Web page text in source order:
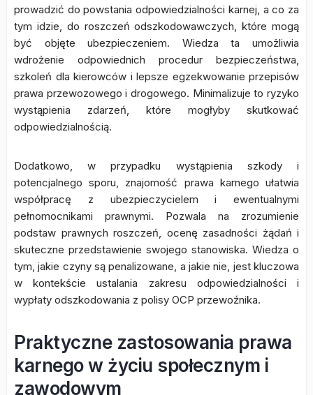
prowadzić do powstania odpowiedzialności karnej, a co za
tym idzie, do roszczeń odszkodowawczych, które mogą
być objęte ubezpieczeniem. Wiedza ta umożliwia
wdrożenie odpowiednich procedur bezpieczeństwa,
szkoleń dla kierowców i lepsze egzekwowanie przepisów
prawa przewozowego i drogowego. Minimalizuje to ryzyko
wystąpienia zdarzeń, które mogłyby skutkować
odpowiedzialnością.
Dodatkowo, w przypadku wystąpienia szkody i
potencjalnego sporu, znajomość prawa karnego ułatwia
współpracę z ubezpieczycielem i ewentualnymi
pełnomocnikami prawnymi. Pozwala na zrozumienie
podstaw prawnych roszczeń, ocenę zasadności żądań i
skuteczne przedstawienie swojego stanowiska. Wiedza o
tym, jakie czyny są penalizowane, a jakie nie, jest kluczowa
w kontekście ustalania zakresu odpowiedzialności i
wypłaty odszkodowania z polisy OCP przewoźnika.
Praktyczne zastosowania prawa
karnego w życiu społecznym i
zawodowym